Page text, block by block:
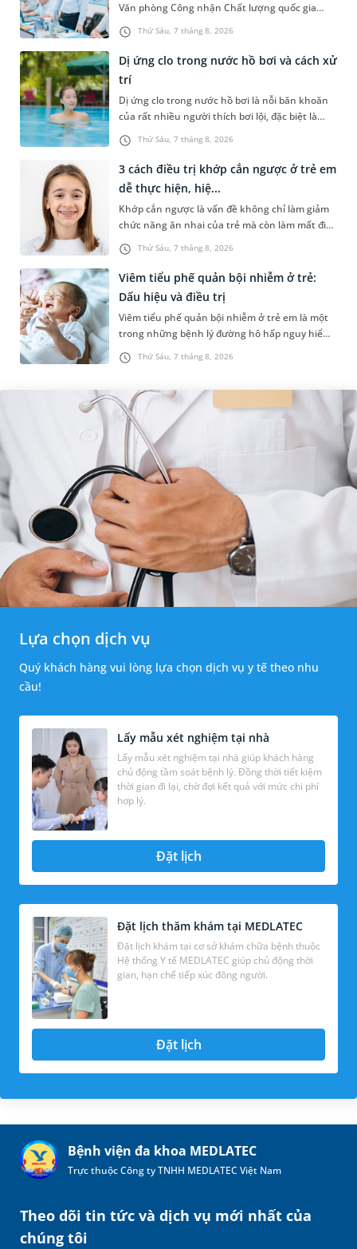
Thứ Sáu, 7 tháng 8, 2026
Văn phòng Công nhận Chất lượng quốc gia
(BoA) đã ghi nhận và đánh giá cao nỗ lực duy trì
hệ thống quản lý chất lượ...
Thứ Sáu, 7 tháng 8, 2026
Dị ứng clo trong nước hồ bơi và cách xử
trí
Dị ứng clo trong nước hồ bơi là nỗi băn khoăn
của rất nhiều người thích bơi lội, đặc biệt là
những trường hợp thường xuyên bơi ở những
hồ bơi nhân tạo. Bài v...
Thứ Sáu, 7 tháng 8, 2026
3 cách điều trị khớp cắn ngược ở trẻ em
dễ thực hiện, hiệ...
Khớp cắn ngược là vấn đề không chỉ làm giảm
chức năng ăn nhai của trẻ mà còn làm mất đi
sự cân đối của khuôn mặt. Do đó, cần khắc
phục sớm tình trạng này để...
Thứ Sáu, 7 tháng 8, 2026
Viêm tiểu phế quản bội nhiễm ở trẻ:
Dấu hiệu và điều trị
Viêm tiểu phế quản bội nhiễm ở trẻ em là một
trong những bệnh lý đường hô hấp nguy hiểm,
thường bùng phát vào thời điểm giao mùa. Khi
những tổn thương ban đầ...
Lựa chọn dịch vụ
Quý khách hàng vui lòng lựa chọn dịch vụ y tế theo nhu
cầu!
Lấy mẫu xét nghiệm tại nhà
Lấy mẫu xét nghiệm tại nhà giúp khách hàng
chủ động tầm soát bệnh lý. Đồng thời tiết kiệm
thời gian đi lại, chờ đợi kết quả với mức chi phí
hợp lý.
Đặt lịch
Đặt lịch thăm khám tại MEDLATEC
Đặt lịch khám tại cơ sở khám chữa bệnh thuộc
Hệ thống Y tế MEDLATEC giúp chủ động thời
gian, hạn chế tiếp xúc đông người.
Đặt lịch
Bệnh viện đa khoa MEDLATEC
Trực thuộc Công ty TNHH MEDLATEC Việt Nam
Theo dõi tin tức và dịch vụ mới nhất của
chúng tôi